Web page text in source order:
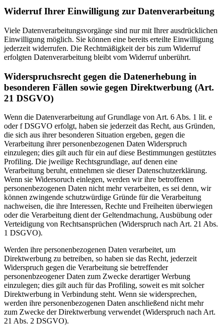
Widerruf Ihrer Einwilligung zur Datenverarbeitung
Viele Datenverarbeitungsvorgänge sind nur mit Ihrer ausdrücklichen
Einwilligung möglich. Sie können eine bereits erteilte Einwilligung
jederzeit widerrufen. Die Rechtmäßigkeit der bis zum Widerruf
erfolgten Datenverarbeitung bleibt vom Widerruf unberührt.
Widerspruchsrecht gegen die Datenerhebung in
besonderen Fällen sowie gegen Direktwerbung (Art.
21 DSGVO)
Wenn die Datenverarbeitung auf Grundlage von Art. 6 Abs. 1 lit. e
oder f DSGVO erfolgt, haben sie jederzeit das Recht, aus Gründen,
die sich aus ihrer besonderen Situation ergeben, gegen die
Verarbeitung ihrer personenbezogenen Daten Widerspruch
einzulegen; dies gilt auch für ein auf diese Bestimmungen gestütztes
Profiling. Die jweilige Rechtsgrundlage, auf denen eine
Verarbeitung beruht, entnehmen sie dieser Datenschutzerklärung.
Wenn sie Widersoruch einlegen, werden wir ihre betroffenen
personenbezogenen Daten nicht mehr verarbeiten, es sei denn, wir
können zwingende schutzwürdige Gründe für die Verarbeitung
nachweisen, die ihre Interessen, Rechte und Freiheiten überwiegen
oder die Verarbeitung dient der Geltendmachung, Ausbübung oder
Verteidigung von Rechtsansprüchen (Widerspruch nach Art. 21 Abs.
1 DSGVO).
Werden ihre personenbezogenen Daten verarbeitet, um
Direktwerbung zu betreiben, so haben sie das Recht, jederzeit
Widerspruch gegen die Verarbeitung sie betreffender
personenbzeogener Daten zum Zwecke derartiger Werbung
einzulegen; dies gilt auch für das Profiling, soweit es mit solcher
Direktwerbung in Verbindung steht. Wenn sie widersprechen,
werden ihre personenbezogenen Daten anschließend nicht mehr
zum Zwecke der Direktwerbung verwendet (Widerspruch nach Art.
21 Abs. 2 DSGVO).